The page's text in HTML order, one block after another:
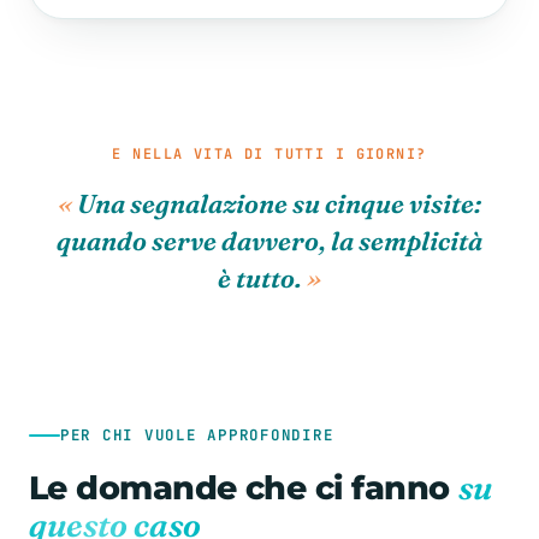
E NELLA VITA DI TUTTI I GIORNI?
Una segnalazione su cinque visite:
quando serve davvero, la semplicità
è tutto.
PER CHI VUOLE APPROFONDIRE
Le domande che ci fanno su
questo caso